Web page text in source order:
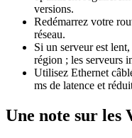
versions.
Redémarrez votre
réseau.
Si un serveur est
région ; les serveurs
Utilisez Ethernet
ms de latence et
Une note sur les